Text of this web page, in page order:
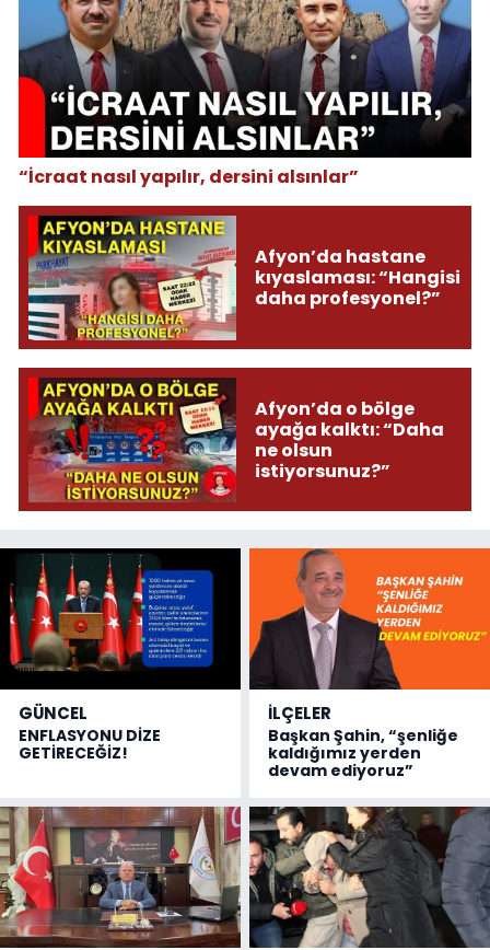
“İcraat nasıl yapılır, dersini alsınlar”
Afyon’da hastane
kıyaslaması: “Hangisi
daha profesyonel?”
Afyon’da o bölge
ayağa kalktı: “Daha
ne olsun
istiyorsunuz?”
GÜNCEL
ENFLASYONU DİZE
GETİRECEĞİZ!
İLÇELER
Başkan Şahin, “şenliğe
kaldığımız yerden
devam ediyoruz”